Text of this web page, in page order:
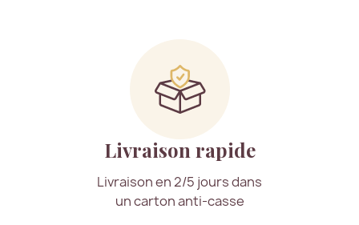
Livraison rapide
Livraison en 2/5 jours dans
un carton anti-casse